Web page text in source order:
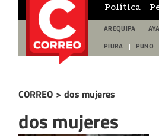
Política
AREQUIPA
PIURA PUNO
CORREO > dos mujeres
dos mujeres